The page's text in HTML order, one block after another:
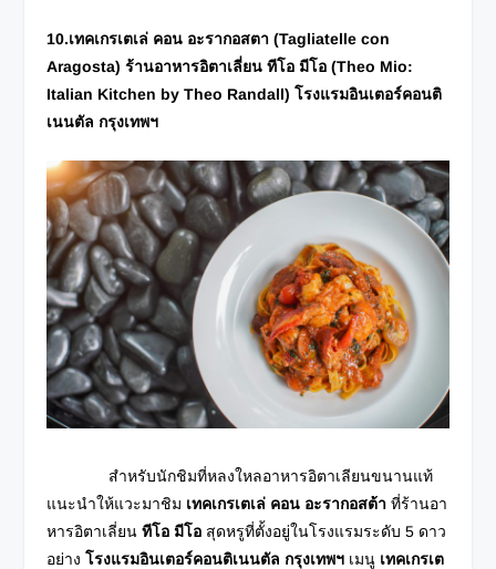
10.เทคเกรเตเล่ คอน อะรากอสตา (Tagliatelle con
Aragosta) ร้านอาหารอิตาเลี่ยน ทีโอ มีโอ (Theo Mio:
Italian Kitchen by Theo Randall) โรงแรมอินเตอร์คอนติ
เนนตัล กรุงเทพฯ
สำหรับนักชิมที่หลงใหลอาหารอิตาเลียนขนานแท้
แนะนำให้แวะมาชิม เทคเกรเตเล่ คอน อะรากอสต้าที่ร้านอา
หารอิตาเลี่ยน ทีโอ มีโอ สุดหรูที่ตั้งอยู่ในโรงแรมระดับ 5 ดาว
อย่างโรงแรมอินเตอร์คอนติเนนตัล กรุงเทพฯ เมนู เทคเกรเต